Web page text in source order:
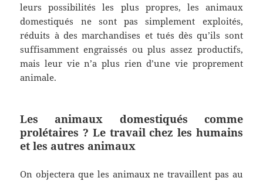
leurs possibilités les plus propres, les animaux
domestiqués ne sont pas simplement exploités,
réduits à des marchandises et tués dès qu’ils sont
suffisamment engraissés ou plus assez productifs,
mais leur vie n’a plus rien d’une vie proprement
animale.
Les animaux domestiqués comme
prolétaires ? Le travail chez les humains
et les autres animaux
On objectera que les animaux ne travaillent pas au